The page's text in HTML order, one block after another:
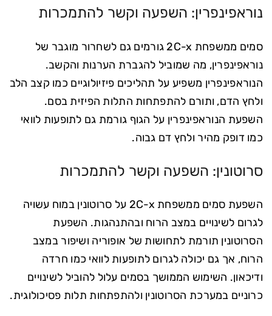
נוראפינפרין: השפעה וקשר להתמכרות
סמים ממשפחת 2C-x גורמים גם לשחרור מוגבר של
נוראפינפרין, מה שמוביל להגברת הערנות והקשב.
הנוראפינפרין משפיע על תהליכים פיזיולוגיים כמו קצב הלב
ולחץ הדם, ותורם להתפתחות התלות הפיזית בסם.
השפעת הנוראפינפרין על הגוף גורמת גם לתופעות לוואי
כמו דופק מהיר ולחץ דם גבוה.
סרוטונין: השפעה וקשר להתמכרות
השפעת סמים ממשפחת 2C-x על סרוטונין במוח עשויה
לגרום לשינויים במצב הרוח ובהתנהגות. השפעת
הסרוטונין תורמת לתחושות של אופוריה ושיפור במצב
הרוח, אך גם יכולה לגרום לתופעות לוואי כמו חרדה
ודיכאון. השימוש הממושך בסמים עלול להוביל לשינויים
כרוניים במערכת הסרוטונין ולהתפתחות תלות פסיכולוגית.